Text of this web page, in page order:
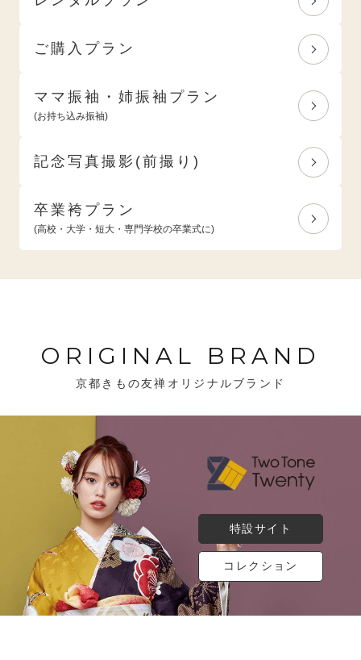
ご購入プラン
ママ振袖・姉振袖プラン
(お持ち込み振袖)
記念写真撮影(前撮り)
卒業袴プラン
(高校・大学・短大・専門学校の卒業式に)
ORIGINAL BRAND
京都きもの友禅オリジナルブランド
特設サイト
コレクション